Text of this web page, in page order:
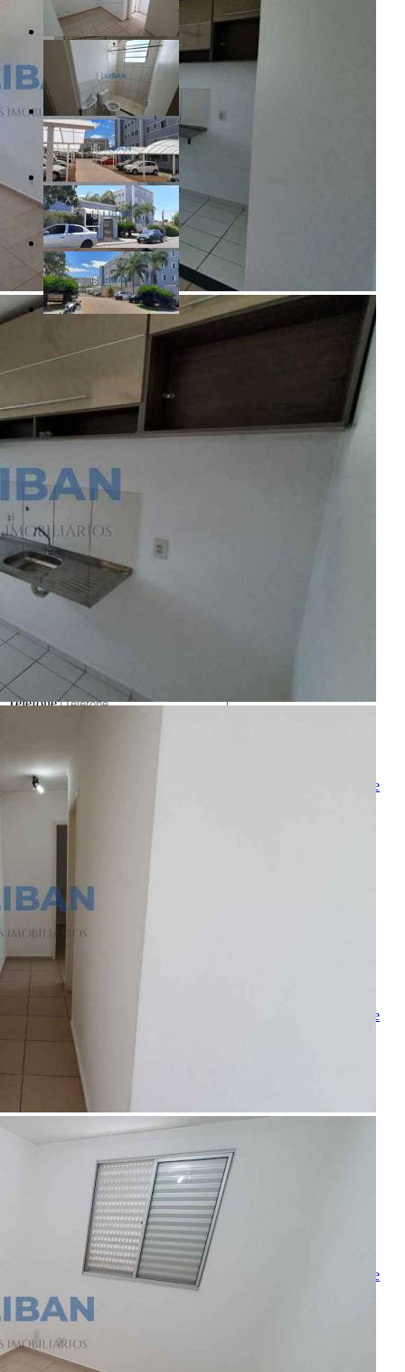
R$ 150.000,00
Jardim Terra Branca - Bauru/SP
Referência: AP00599
2 Quartos
1 Banheiro
43.00 m²
Realizado
Enviado com sucesso!
Entre em contato
Nome
E-mail
Telefone
Mensagem
Ao ENVIAR você concorda com os
Política de
Privacidade
Ligamos para você
Nome
Telefone
Melhor horário para ligar
Ao ENVIAR você concorda com os
Política de
Privacidade
Solicitar Ligação
Indique este imóvel
Seu Nome
E-mail do amigo
Ao ENVIAR você concorda com os
Política de
Enviar Indicação
Características